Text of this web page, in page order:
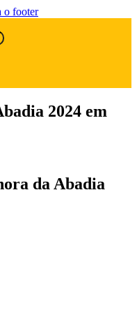
o footer
2024 em
da Abadia